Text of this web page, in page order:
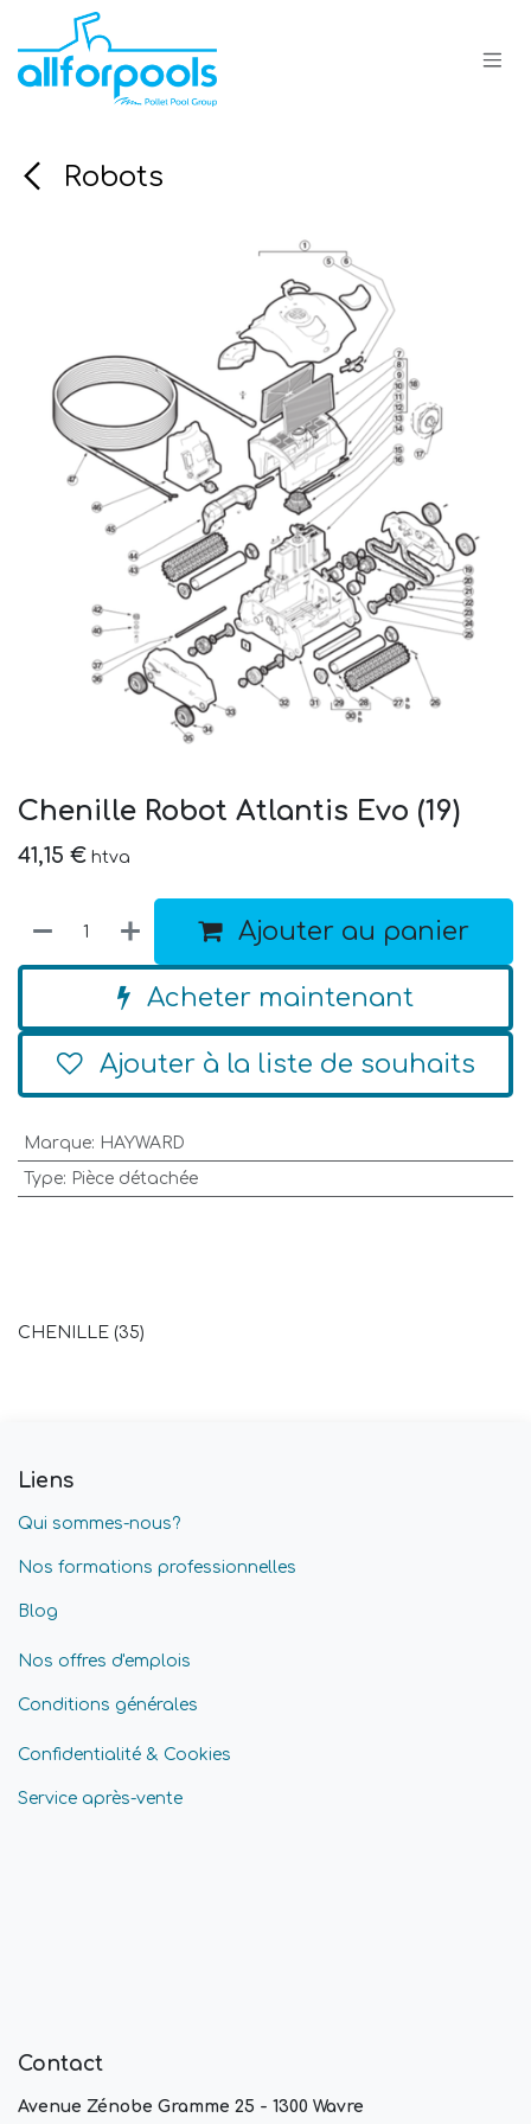
Se rendre au contenu
Robots
Chenille Robot Atlantis Evo (19)
41,15 € htva
Ajouter au panier
Acheter maintenant
Ajouter à la liste de souhaits
Marque: HAYWARD
Type: Pièce détachée
CHENILLE (35)
Liens
Qui sommes-nous?
Nos formations professionnelles
Blog
Nos offres d'emplois
Conditions générales
Confidentialité & Cookies
Service après-vente
Contact
Avenue Zénobe Gramme 25 - 1300 Wavre